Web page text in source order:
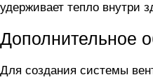
удерживает тепло внутри
Дополнительное
Для создания системы